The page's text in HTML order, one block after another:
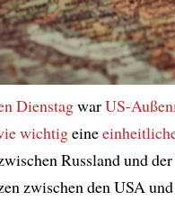
DienstagwarUS-
wichtigeine
Russland und
zwischen den USA